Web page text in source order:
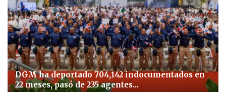
DGM ha deportado 704,142 indocumentados en
22 meses, pasó de 235 agentes...